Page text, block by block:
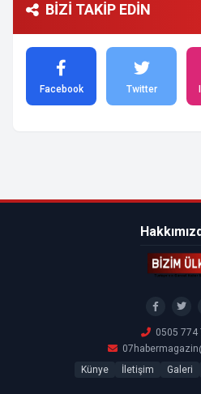
BİZİ TAKİP EDİN
Facebook Twitter
0505 774
Künye
İletişim Galeri